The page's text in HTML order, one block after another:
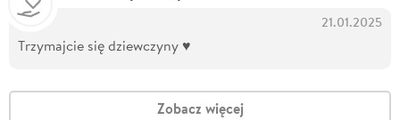
21.01.2025
Trzymajcie się dziewczyny ♥️
Zobacz więcej